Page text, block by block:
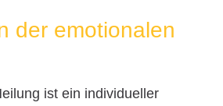
der emotionalen
ist ein individueller